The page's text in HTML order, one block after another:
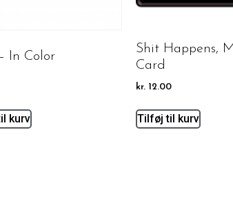
In Color
kurv
Shit Happens,
Card
kr. 12.00
Tilføj til kurv